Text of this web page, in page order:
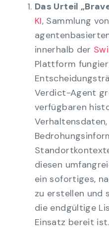
Das Urteil
KI, Sammlung
innerhalb der
Plattform
Verdict-Agent
verfügbaren
Verhaltensdaten,
diesen
ein sofortiges,
zu erstellen und
die endgültige
Einsatz bereit ist.